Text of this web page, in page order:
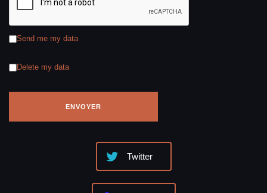
Send me my data
Delete my data
Twitter